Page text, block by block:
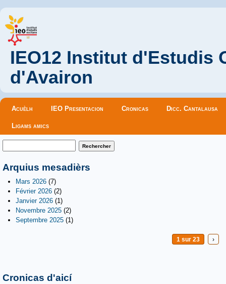
IEO12 Institut d'Estudis
d'Avairon
Menu principal
Acuèlh IEO Presentacion Cronicas Dicc. Cantalausa
Ligams amics
Formulaire de recherche
Arquius mesadièrs
Mars 2026 (7)
Février 2026 (2)
Janvier 2026 (1)
Novembre 2025 (2)
Septembre 2025 (1)
1 sur 23 ›
Cronicas d'aicí